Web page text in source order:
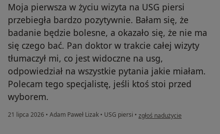
Moja pierwsza w życiu wizyta na USG piersi
przebiegła bardzo pozytywnie. Bałam się, że
badanie będzie bolesne, a okazało się, że nie ma
się czego bać. Pan doktor w trakcie całej wizyty
tłumaczył mi, co jest widoczne na usg,
odpowiedział na wszystkie pytania jakie miałam.
Polecam tego specjalistę, jeśli ktoś stoi przed
wyborem.
21 lipca 2026 • Adam Paweł Lizak • USG piersi • w opinii użytkownika Zuzanna
zgłoś nadużycie